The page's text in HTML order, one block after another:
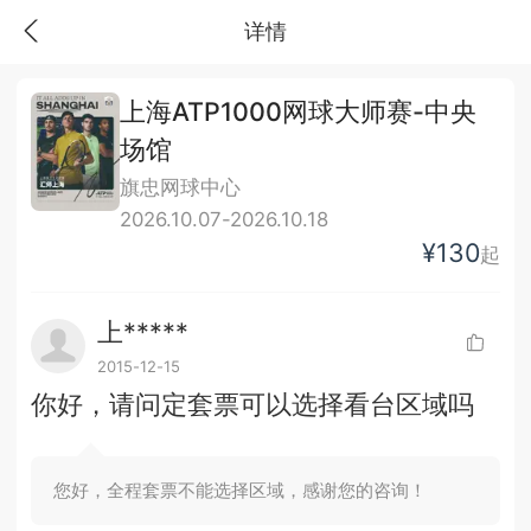
详情
上海ATP1000网球大师赛-中央
场馆
旗忠网球中心
2026.10.07-2026.10.18
¥130起
上*****
2015-12-15
你好，请问定套票可以选择看台区域吗
您好，全程套票不能选择区域，感谢您的咨询！